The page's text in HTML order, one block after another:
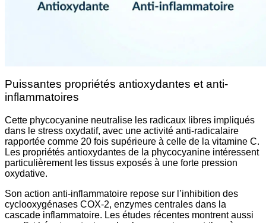
Puissantes propriétés antioxydantes et anti-
inflammatoires
Cette phycocyanine neutralise les radicaux libres impliqués
dans le stress oxydatif, avec une activité anti-radicalaire
rapportée comme 20 fois supérieure à celle de la vitamine C.
Les propriétés antioxydantes de la phycocyanine intéressent
particulièrement les tissus exposés à une forte pression
oxydative.
Son action anti-inflammatoire repose sur l’inhibition des
cyclooxygénases COX-2, enzymes centrales dans la
cascade inflammatoire. Les études récentes montrent aussi